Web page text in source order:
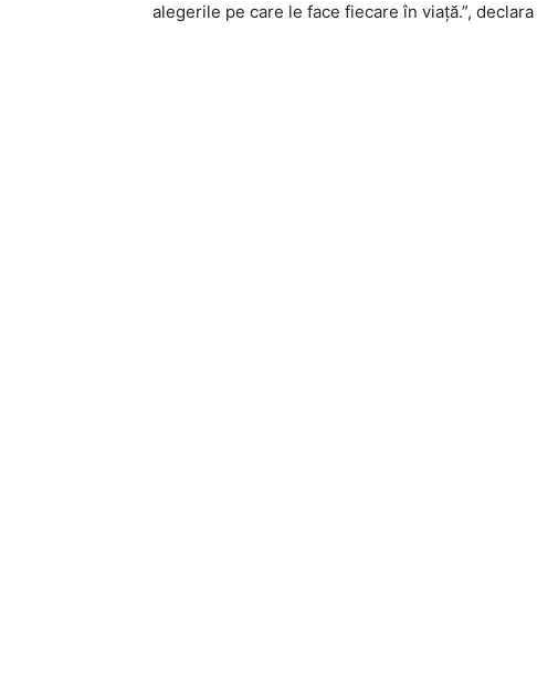
alegerile pe care le face fiecare în viață.”,